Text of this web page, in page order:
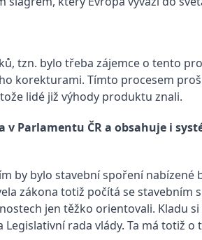
tzn. bylo třeba zájemce o tento
korekturami. Tímto procesem
lidé již výhody produktu znali.
Parlamentu ČR a obsahuje i
by bylo stavební spoření nabízené
zákona totiž počítá se stavebním
jen těžko orientovali. Kladu
rada vlády. Ta má totiž